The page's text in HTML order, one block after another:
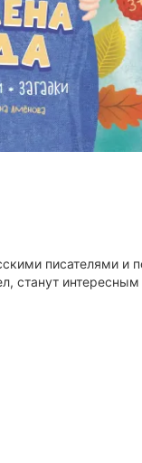
писателями
станут